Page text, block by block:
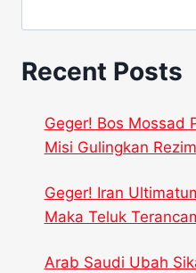
JAUHI
SELAT
Recent Posts
Geger! Bos Mossad
Misi Gulingkan
Geger! Iran
Maka Teluk
Arab Saudi Ubah